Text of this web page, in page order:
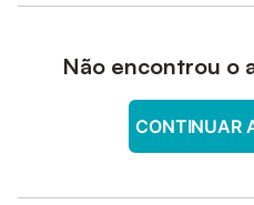
Não encontrou o
CONTINUAR